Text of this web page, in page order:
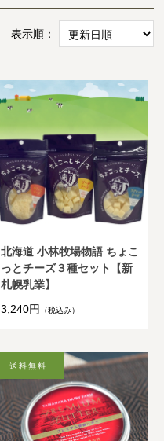
表示順：
北海道 小林牧場物語 ちょこ
っとチーズ３種セット【新
札幌乳業】
3,240円
（税込み）